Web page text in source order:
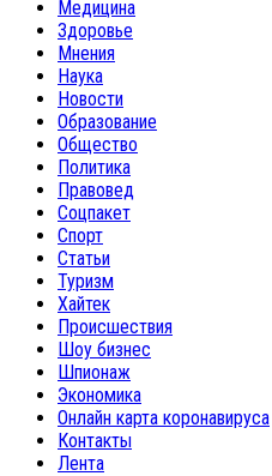
Медицина
Здоровье
Мнения
Наука
Новости
Образование
Общество
Политика
Правовед
Соцпакет
Спорт
Статьи
Туризм
Хайтек
Происшествия
Шоу бизнес
Шпионаж
Экономика
Онлайн карта коронавируса
Контакты
Лента